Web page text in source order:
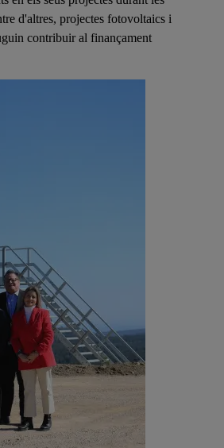
d'altres, projectes fotovoltaics i
contribuir al finançament